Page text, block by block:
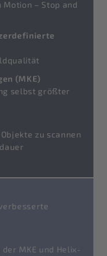
– Stop and
(MKE)
selbst größter
zu scannen
MKE und Helix-